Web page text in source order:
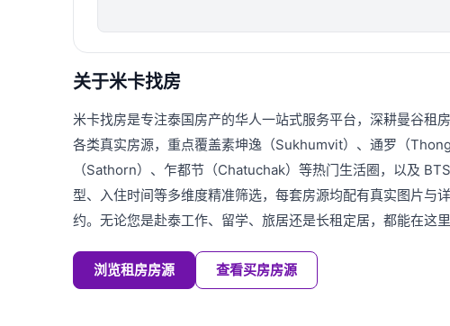
关于米卡找房
米卡找房是专注泰国房产的华人一站式服务平台，深耕曼谷租
各类真实房源，重点覆盖素坤逸（Sukhumvit）、通罗（
（Sathorn）、乍都节（Chatuchak）等热门生活圈，以及
型、入住时间等多维度精准筛选，每套房源均配有真实图片与
约。无论您是赴泰工作、留学、旅居还是长租定居，都能在这
浏览租房房源 查看买房房源